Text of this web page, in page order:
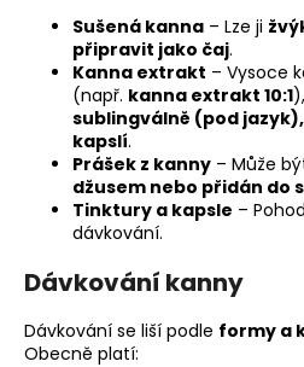
Sušená kanna – Lze ji
připravit jako čaj.
Kanna extrakt – Vysoce
(např. kanna extrakt 10:1
sublingválně (pod
kapslí.
Prášek z kanny – Může
džusem nebo přidán do
Tinktury a kapsle –
dávkování.
Dávkování kanny
Dávkování se liší podle formy a
Obecně platí: